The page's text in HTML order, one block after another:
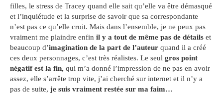
filles, le stress de Tracey quand elle sait qu’elle va être démasqué
et l’inquiétude et la surprise de savoir que sa correspondante
n’est pas ce qu’elle croit. Mais dans l’ensemble, je ne peux pas
vraiment me plaindre enfin il y a tout de même pas de détails et
beaucoup d’imagination de la part de l’auteur quand il a créé
ces deux personnages, c’est très réalistes. Le seul gros point
négatif est la fin, qui m’a donné l’impression de ne pas en avoir
assez, elle s’arrête trop vite, j’ai cherché sur internet et il n’y a
pas de suite, je suis vraiment restée sur ma faim…